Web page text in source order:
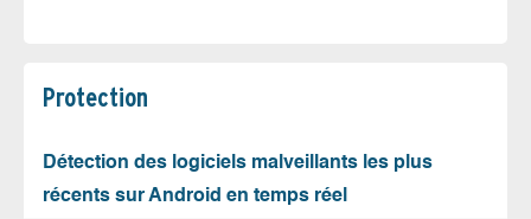
Protection
Détection des logiciels malveillants les plus
récents sur Android en temps réel